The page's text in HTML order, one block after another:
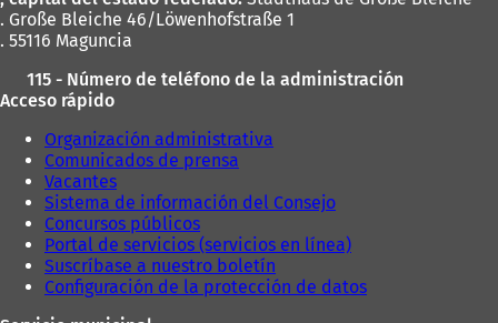
. Große Bleiche 46/Löwenhofstraße 1
. 55116 Maguncia
115 - Número de teléfono de la administración
Acceso rápido
Organización administrativa
Comunicados de prensa
Vacantes
Sistema de información del Consejo
Concursos públicos
Portal de servicios (servicios en línea)
Suscríbase a nuestro boletín
Configuración de la protección de datos